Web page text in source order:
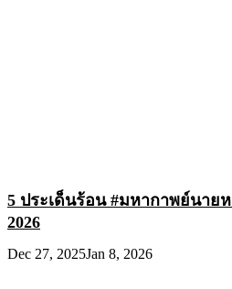
5 ประเด็นร้อน #มหากาพย์นาย
2026
Dec 27, 2025Jan 8, 2026